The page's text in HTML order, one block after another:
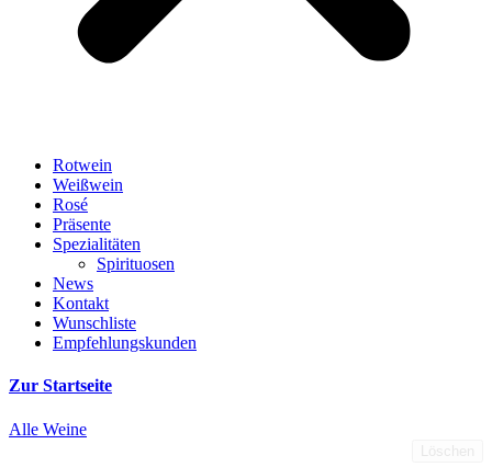
Rotwein
Weißwein
Rosé
Präsente
Spezialitäten
Spirituosen
News
Kontakt
Wunschliste
Empfehlungskunden
Zur Startseite
Alle Weine